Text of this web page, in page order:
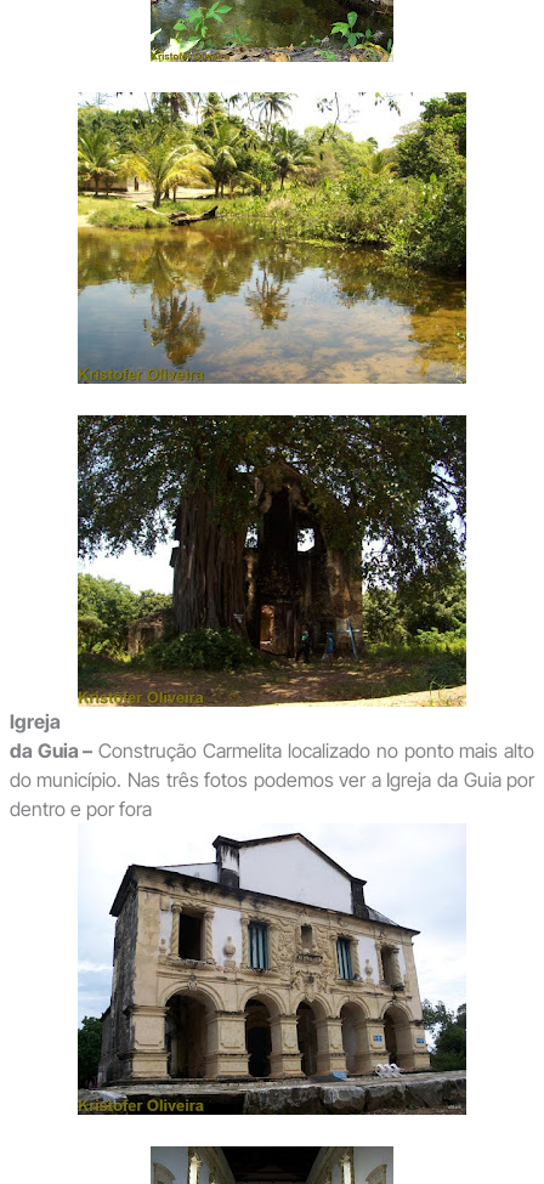
Igreja
da Guia – Construção Carmelita localizado no ponto mais alto
do município. Nas três fotos podemos ver a Igreja da Guia por
dentro e por fora